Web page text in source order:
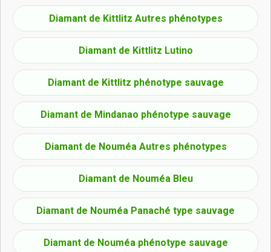
Diamant de Kittlitz Autres phénotypes
Diamant de Kittlitz Lutino
Diamant de Kittlitz phénotype sauvage
Diamant de Mindanao phénotype sauvage
Diamant de Nouméa Autres phénotypes
Diamant de Nouméa Bleu
Diamant de Nouméa Panaché type sauvage
Diamant de Nouméa phénotype sauvage